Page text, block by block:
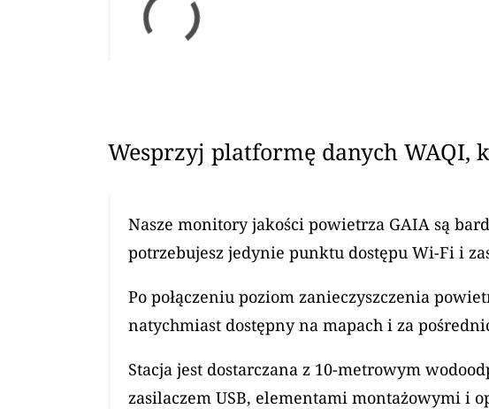
Wesprzyj platformę danych
Nasze monitory jakości powietrza GAIA są
potrzebujesz jedynie punktu dostępu Wi-Fi i
Po połączeniu poziom zanieczyszczenia
natychmiast dostępny na mapach i za
Stacja jest dostarczana z 10-metrowym
zasilaczem USB, elementami montażowymi i